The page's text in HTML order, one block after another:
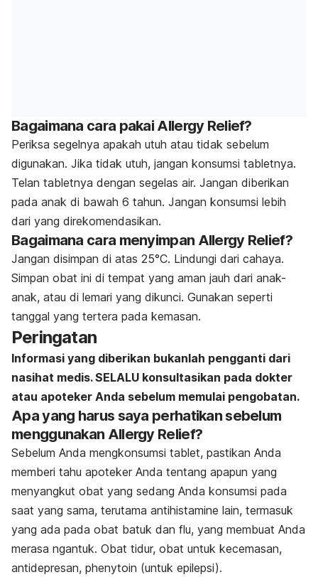
Bagaimana cara pakai Allergy Relief?
Periksa segelnya apakah utuh atau tidak sebelum
digunakan. Jika tidak utuh, jangan konsumsi tabletnya.
Telan tabletnya dengan segelas air. Jangan diberikan
pada anak di bawah 6 tahun. Jangan konsumsi lebih
dari yang direkomendasikan.
Bagaimana cara menyimpan Allergy Relief?
Jangan disimpan di atas 25°C. Lindungi dari cahaya.
Simpan obat ini di tempat yang aman jauh dari anak-
anak, atau di lemari yang dikunci. Gunakan seperti
tanggal yang tertera pada kemasan.
Peringatan
Informasi yang diberikan bukanlah pengganti dari
nasihat medis. SELALU konsultasikan pada dokter
atau apoteker Anda sebelum memulai pengobatan.
Apa yang harus saya perhatikan sebelum
menggunakan Allergy Relief?
Sebelum Anda mengkonsumsi tablet, pastikan Anda
memberi tahu apoteker Anda tentang apapun yang
menyangkut obat yang sedang Anda konsumsi pada
saat yang sama, terutama antihistamine lain, termasuk
yang ada pada obat batuk dan flu, yang membuat Anda
merasa ngantuk. Obat tidur, obat untuk kecemasan,
antidepresan, phenytoin (untuk epilepsi).